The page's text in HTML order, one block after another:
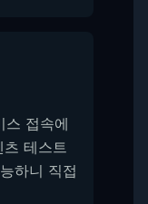
스 접속에
테스트
하니 직접